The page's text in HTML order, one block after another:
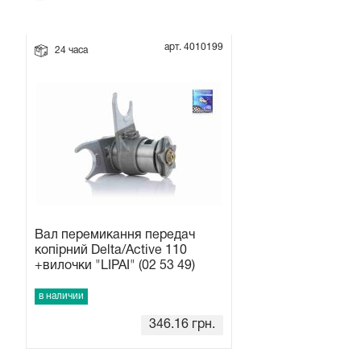
Глушитель на мотоблок
Элементы управления, тросики на мотоблок
24 часа арт. 4010199
Вал перемикання передач
копірний Delta/Active 110
+вилочки "LIPAI" (02 53 49)
в наличии
346.16 грн.